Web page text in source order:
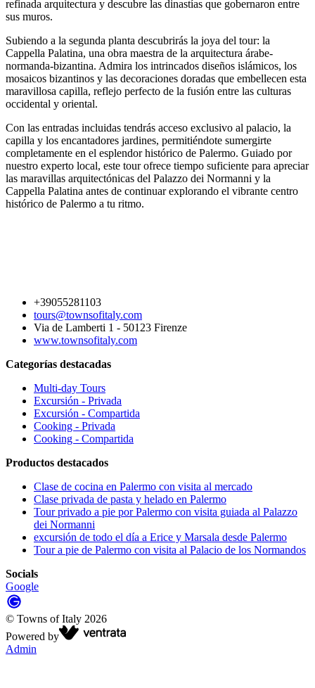
refinada arquitectura y descubre las dinastías que gobernaron entre
sus muros.
Subiendo a la segunda planta descubrirás la joya del tour: la
Cappella Palatina, una obra maestra de la arquitectura árabe-
normanda-bizantina. Admira los intrincados diseños islámicos, los
mosaicos bizantinos y las decoraciones doradas que embellecen esta
maravillosa capilla, reflejo perfecto de la fusión entre las culturas
occidental y oriental.
Con las entradas incluidas tendrás acceso exclusivo al palacio, la
capilla y los encantadores jardines, permitiéndote sumergirte
completamente en el esplendor histórico de Palermo. Guiado por
nuestro experto local, este tour ofrece tiempo suficiente para apreciar
las maravillas arquitectónicas del Palazzo dei Normanni y la
Cappella Palatina antes de continuar explorando el vibrante centro
histórico de Palermo a tu ritmo.
+39055281103
tours@townsofitaly.com
Via de Lamberti 1 - 50123 Firenze
www.townsofitaly.com
Categorías destacadas
Multi-day Tours
Excursión - Privada
Excursión - Compartida
Cooking - Privada
Cooking - Compartida
Productos destacados
Clase de cocina en Palermo con visita al mercado
Clase privada de pasta y helado en Palermo
Tour privado a pie por Palermo con visita guiada al Palazzo
dei Normanni
excursión de todo el día a Erice y Marsala desde Palermo
Tour a pie de Palermo con visita al Palacio de los Normandos
Socials
Google
© Towns of Italy 2026
Powered by
Admin